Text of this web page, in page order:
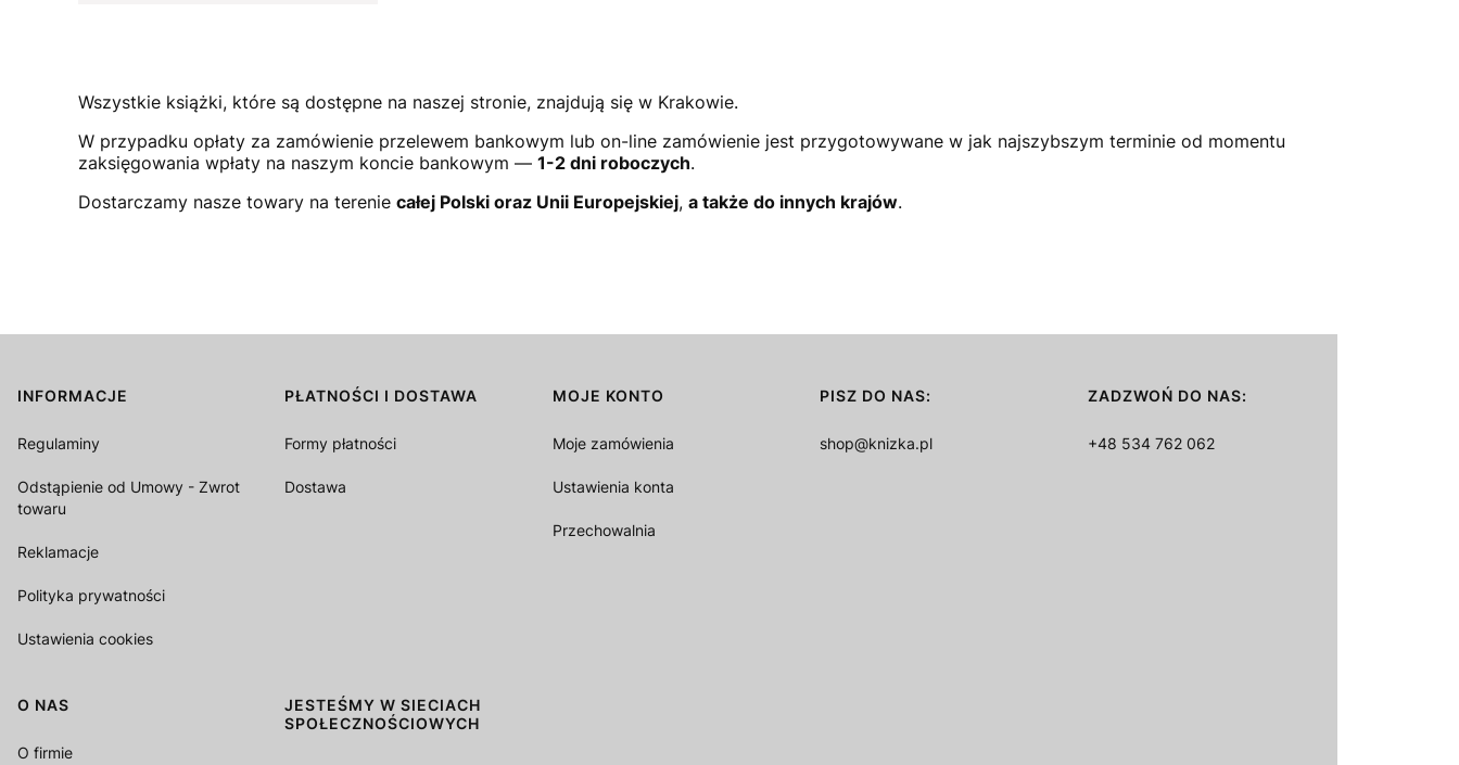
Wszystkie książki, które są dostępne na naszej stronie, znajdują się w Krakowie.
W przypadku opłaty za zamówienie przelewem bankowym lub on-line zamówienie jest przygotowywane w jak najszybszym terminie od momentu
zaksięgowania wpłaty na naszym koncie bankowym — 1-2 dni roboczych.
Dostarczamy nasze towary na terenie całej Polski oraz Unii Europejskiej, a także do innych krajów.
Linki w stopce
INFORMACJE
Regulaminy
Odstąpienie od Umowy - Zwrot
towaru
Reklamacje
Polityka prywatności
Ustawienia cookies
PŁATNOŚCI I DOSTAWA
Formy płatności
Dostawa
MOJE KONTO
Moje zamówienia
Ustawienia konta
Przechowalnia
PISZ DO NAS:
shop@knizka.pl
ZADZWOŃ DO NAS:
+48 534 762 062
O NAS
O firmie
JESTEŚMY W SIECIACH
SPOŁECZNOŚCIOWYCH